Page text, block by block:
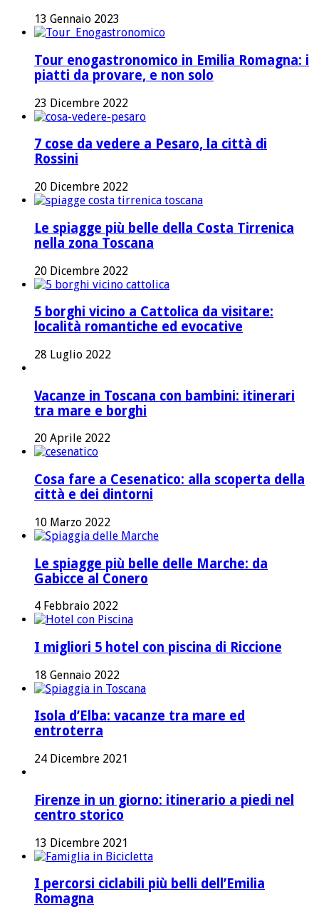
13 Gennaio 2023
Tour enogastronomico in Emilia Romagna: i
piatti da provare, e non solo
23 Dicembre 2022
7 cose da vedere a Pesaro, la città di
Rossini
20 Dicembre 2022
Le spiagge più belle della Costa Tirrenica
nella zona Toscana
20 Dicembre 2022
5 borghi vicino a Cattolica da visitare:
località romantiche ed evocative
28 Luglio 2022
Vacanze in Toscana con bambini: itinerari
tra mare e borghi
20 Aprile 2022
Cosa fare a Cesenatico: alla scoperta della
città e dei dintorni
10 Marzo 2022
Le spiagge più belle delle Marche: da
Gabicce al Conero
4 Febbraio 2022
I migliori 5 hotel con piscina di Riccione
18 Gennaio 2022
Isola d’Elba: vacanze tra mare ed
entroterra
24 Dicembre 2021
Firenze in un giorno: itinerario a piedi nel
centro storico
13 Dicembre 2021
I percorsi ciclabili più belli dell’Emilia
Romagna